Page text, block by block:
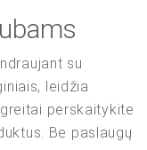
su
leidžia
perskaitykite
Be paslaugų